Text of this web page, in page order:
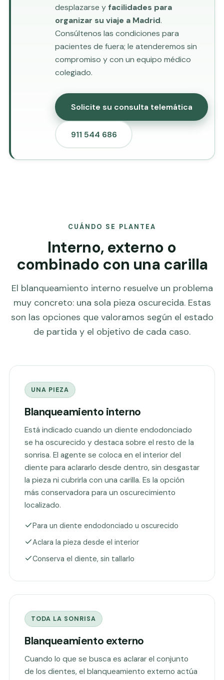
desplazarse y facilidades para
organizar su viaje a Madrid.
Consúltenos las condiciones para
pacientes de fuera; le atenderemos sin
compromiso y con un equipo médico
colegiado.
Solicite su consulta telemática
911 544 686
CUÁNDO SE PLANTEA
Interno, externo o
combinado con una carilla
El blanqueamiento interno resuelve un problema
muy concreto: una sola pieza oscurecida. Estas
son las opciones que valoramos según el estado
de partida y el objetivo de cada caso.
UNA PIEZA
Blanqueamiento interno
Está indicado cuando un diente endodonciado
se ha oscurecido y destaca sobre el resto de la
sonrisa. El agente se coloca en el interior del
diente para aclararlo desde dentro, sin desgastar
la pieza ni cubrirla con una carilla. Es la opción
más conservadora para un oscurecimiento
localizado.
Para un diente endodonciado u oscurecido
Aclara la pieza desde el interior
Conserva el diente, sin tallarlo
TODA LA SONRISA
Blanqueamiento externo
Cuando lo que se busca es aclarar el conjunto
de los dientes, el blanqueamiento externo actúa